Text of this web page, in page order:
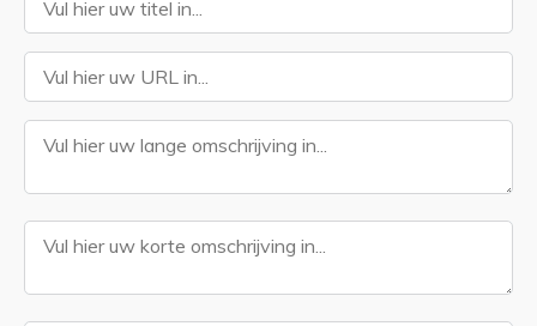
Recepten
Salmonella
Stuur bijdrage in